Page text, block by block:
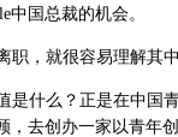
中国总裁的机会。
，就很容易理解其中
什么？正是在中国
，去创办一家以青